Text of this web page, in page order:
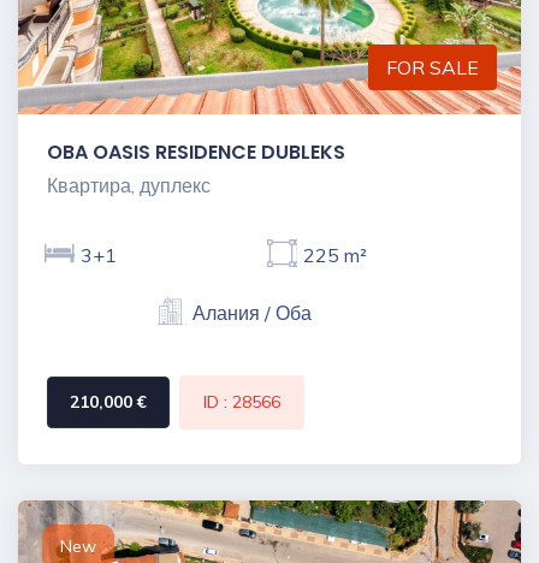
FOR SALE
OBA OASIS RESIDENCE DUBLEKS
Квартира, дуплекс
3+1 225 m²
Алания / Оба
210,000 € ID : 28566
New